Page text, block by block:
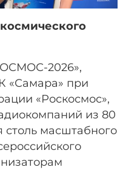
2026»,
«Самара» при
«Роскосмос»,
из 80
столь масштабного